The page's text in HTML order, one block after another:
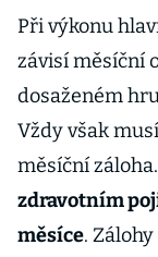
Při výkonu
závisí měsíční
dosaženém
Vždy však
měsíční záloha.
zdravotním
měsíce.